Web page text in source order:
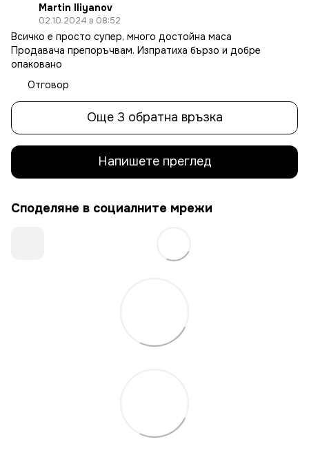
Martin Iliyanov
02.10.2024 в 08:52
Всичко е просто супер, много достойна маса
Продавача препоръчвам. Изпратиха бързо и добре
опаковано
Отговор
Още 3 обратна връзка
Напишете преглед
Споделяне в социалните мрежи